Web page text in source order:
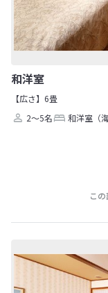
和洋室
【広さ】6畳
2～5名
和洋室（海
こ